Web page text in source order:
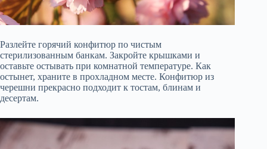
Разлейте горячий конфитюр по чистым
стерилизованным банкам. Закройте крышками и
оставьте остывать при комнатной температуре. Как
остынет, храните в прохладном месте. Конфитюр из
черешни прекрасно подходит к тостам, блинам и
десертам.